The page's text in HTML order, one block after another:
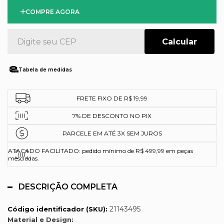
COMPRE AGORA
Tabela de medidas
FRETE FIXO DE R$ 19,99
7% DE DESCONTO NO PIX
PARCELE EM ATÉ 3X SEM JUROS
ATACADO FACILITADO: pedido mínimo de R$ 499,99 em peças
mescladas.
DESCRIÇÃO COMPLETA
Código identificador (SKU): 21143495
Material e Design: